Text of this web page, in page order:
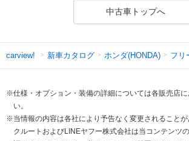
中古車トップへ
carview! 新車カタログ ホンダ(HONDA) フリ
※仕様・オプション・装備の詳細については各販売店に
い。
※当情報の内容は各社により予告なく変更されることが
クルートおよびLINEヤフー株式会社は当コンテンツ